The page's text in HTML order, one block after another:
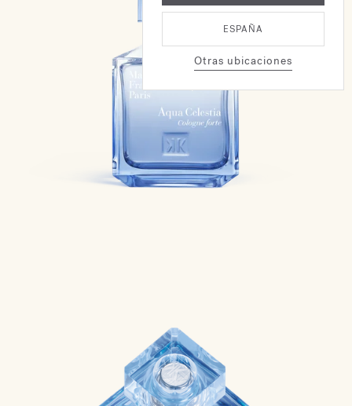
ESPAÑA
Otras ubicaciones